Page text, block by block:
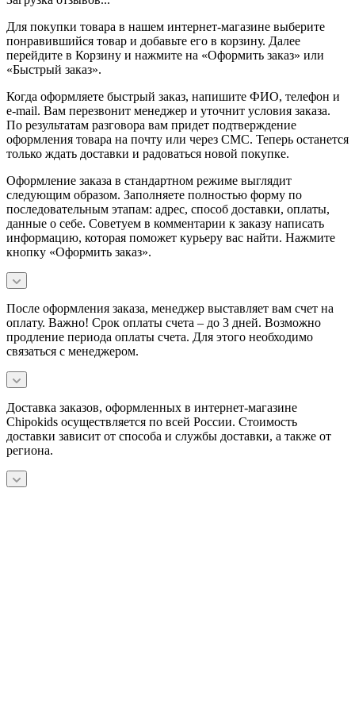
Для покупки товара в нашем интернет-магазине выберите
понравившийся товар и добавьте его в корзину. Далее
перейдите в Корзину и нажмите на «Оформить заказ» или
«Быстрый заказ».
Когда оформляете быстрый заказ, напишите ФИО, телефон и
e-mail. Вам перезвонит менеджер и уточнит условия заказа.
По результатам разговора вам придет подтверждение
оформления товара на почту или через СМС. Теперь останется
только ждать доставки и радоваться новой покупке.
Оформление заказа в стандартном режиме выглядит
следующим образом. Заполняете полностью форму по
последовательным этапам: адрес, способ доставки, оплаты,
данные о себе. Советуем в комментарии к заказу написать
информацию, которая поможет курьеру вас найти. Нажмите
кнопку «Оформить заказ».
После оформления заказа, менеджер выставляет вам счет на
оплату. Важно! Срок оплаты счета – до 3 дней. Возможно
продление периода оплаты счета. Для этого необходимо
связаться с менеджером.
Доставка заказов, оформленных в интернет-магазине
Chipokids осуществляется по всей России. Стоимость
доставки зависит от способа и службы доставки, а также от
региона.